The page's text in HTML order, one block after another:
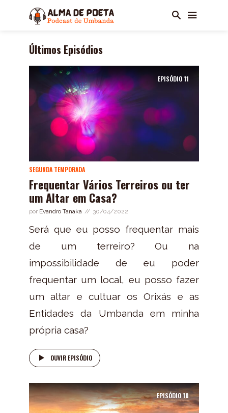
Últimos Episódios
EPISÓDIO11
SEGUNDA TEMPORADA
Frequentar Vários Terreiros ou ter
um Altar em Casa?
por Evandro Tanaka 30/04/2022
Será que eu posso frequentar mais
de um terreiro? Ou na
impossibilidade de eu poder
frequentar um local, eu posso fazer
um altar e cultuar os Orixás e as
Entidades da Umbanda em minha
própria casa?
OUVIR EPISÓDIO
EPISÓDIO10